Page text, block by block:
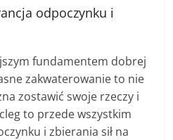
odpoczynku i
fundamentem dobrej
zakwaterowanie to nie
zostawić swoje rzeczy i
to przede wszystkim
i zbierania sił na